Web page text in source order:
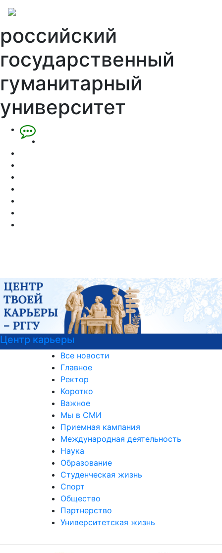
российский
государственный
гуманитарный
университет
РГГУ — территория вежливости
Все новости
Главное
Ректор
Коротко
Важное
Мы в СМИ
Приемная кампания
Международная деятельность
Наука
Образование
Студенческая жизнь
Спорт
Общество
Партнерство
Университетская жизнь